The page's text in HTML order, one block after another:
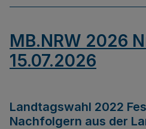
MB.NRW 2026
15.07.2026
Landtagswahl 2022
Nachfolgern aus der